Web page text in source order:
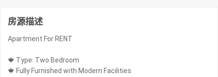
房源描述
Apartment For RENT
🍁 Type: Two Bedroom
🍁 Fully Furnished with Modern Facilities